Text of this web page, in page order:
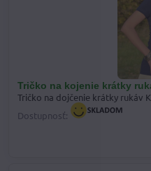
Tričko na kojenie krátky
Tričko na dojčenie krátky rukáv
Dostupnosť: